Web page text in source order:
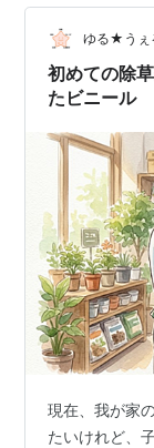
ゆる★うぇ
初めての除
たビニール
現在、我が家
たいけれど、